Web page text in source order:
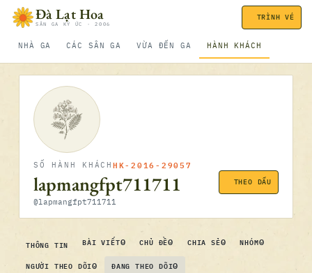
Bỏ qua nội dungĐà Lạt Hoa
SÂN GA KÝ ỨC · 2006
NHÀ GA CÁC SÂN GA VỪA ĐẾN GA HÀNH KHÁCH
TRÌNH VÉ
SỐ HÀNH KHÁCH HK-2016-29057
lapmangfpt711711
@lapmangfpt711711
THEO DẤU
THÔNG TIN BÀI VIẾT0 CHỦ ĐỀ0 CHIA SẺ0 NHÓM0
NGƯỜI THEO DÕI0 ĐANG THEO DÕI0